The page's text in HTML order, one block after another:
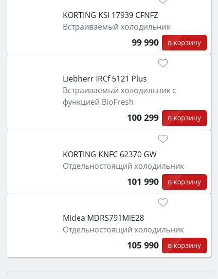
KORTING KSI 17939 CFNFZ
Встраиваемый холодильник
99 990 в корзину
Liebherr IRCf 5121 Plus
Встраиваемый холодильник с
функцией BioFresh
100 299 в корзину
KORTING KNFC 62370 GW
Отдельностоящий холодильник
101 990 в корзину
Midea MDRS791MIE28
Отдельностоящий холодильник
105 990 в корзину